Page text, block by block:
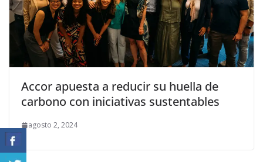
Accor apuesta a reducir su huella de
carbono con iniciativas sustentables
agosto 2, 2024